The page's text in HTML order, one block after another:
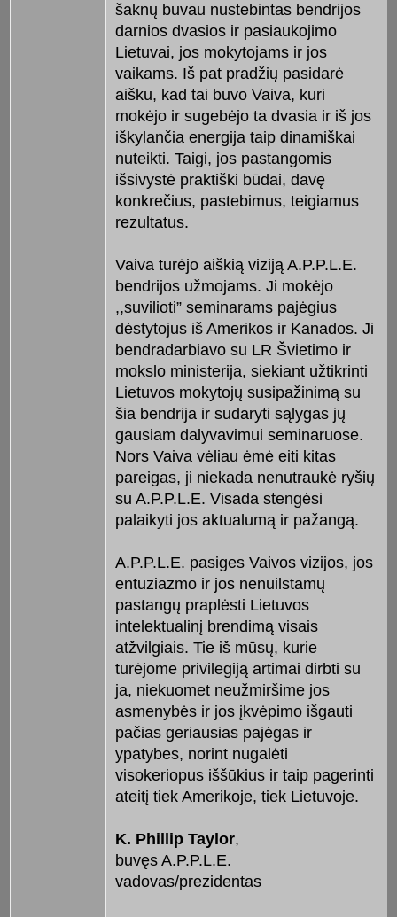
šaknų buvau nustebintas bendrijos
darnios dvasios ir pasiaukojimo
Lietuvai, jos mokytojams ir jos
vaikams. Iš pat pradžių pasidarė
aišku, kad tai buvo Vaiva, kuri
mokėjo ir sugebėjo ta dvasia ir iš jos
iškylančia energija taip dinamiškai
nuteikti. Taigi, jos pastangomis
išsivystė praktiški būdai, davę
konkrečius, pastebimus, teigiamus
rezultatus.
Vaiva turėjo aiškią viziją A.P.P.L.E.
bendrijos užmojams. Ji mokėjo
,,suvilioti” seminarams pajėgius
dėstytojus iš Amerikos ir Kanados. Ji
bendradarbiavo su LR Švietimo ir
mokslo ministerija, siekiant užtikrinti
Lietuvos mokytojų susipažinimą su
šia bendrija ir sudaryti sąlygas jų
gausiam dalyvavimui seminaruose.
Nors Vaiva vėliau ėmė eiti kitas
pareigas, ji niekada nenutraukė ryšių
su A.P.P.L.E. Visada stengėsi
palaikyti jos aktualumą ir pažangą.
A.P.P.L.E. pasiges Vaivos vizijos, jos
entuziazmo ir jos nenuilstamų
pastangų praplėsti Lietuvos
intelektualinį brendimą visais
atžvilgiais. Tie iš mūsų, kurie
turėjome privilegiją artimai dirbti su
ja, niekuomet neužmiršime jos
asmenybės ir jos įkvėpimo išgauti
pačias geriausias pajėgas ir
ypatybes, norint nugalėti
visokeriopus iššūkius ir taip pagerinti
ateitį tiek Amerikoje, tiek Lietuvoje.
K. Phillip Taylor,
buvęs A.P.P.L.E.
vadovas/prezidentas